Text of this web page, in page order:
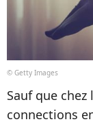
© Getty Images
Sauf que
connections